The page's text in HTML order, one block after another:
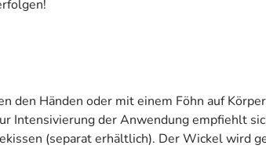
den Händen oder mit einem Föhn auf
Intensivierung der Anwendung empfiehlt
(separat erhältlich). Der Wickel wird